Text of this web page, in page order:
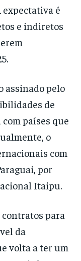
é
e indiretos
assinado pelo
de
países que
o
com
por
Itaipu.
para
da
volta a ter um